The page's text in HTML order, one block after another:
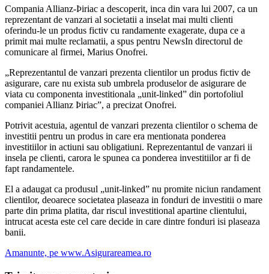
Compania Allianz-Þiriac a descoperit, inca din vara lui 2007, ca un
reprezentant de vanzari al societatii a inselat mai multi clienti
oferindu-le un produs fictiv cu randamente exagerate, dupa ce a
primit mai multe reclamatii, a spus pentru NewsIn directorul de
comunicare al firmei, Marius Onofrei.
„Reprezentantul de vanzari prezenta clientilor un produs fictiv de
asigurare, care nu exista sub umbrela produselor de asigurare de
viata cu componenta investitionala „unit-linked” din portofoliul
companiei Allianz Þiriac”, a precizat Onofrei.
Potrivit acestuia, agentul de vanzari prezenta clientilor o schema de
investitii pentru un produs in care era mentionata ponderea
investitiilor in actiuni sau obligatiuni. Reprezentantul de vanzari ii
insela pe clienti, carora le spunea ca ponderea investitiilor ar fi de
fapt randamentele.
El a adaugat ca produsul „unit-linked” nu promite niciun randament
clientilor, deoarece societatea plaseaza in fonduri de investitii o mare
parte din prima platita, dar riscul investitional apartine clientului,
intrucat acesta este cel care decide in care dintre fonduri isi plaseaza
banii.
Amanunte, pe www.Asigurareamea.ro